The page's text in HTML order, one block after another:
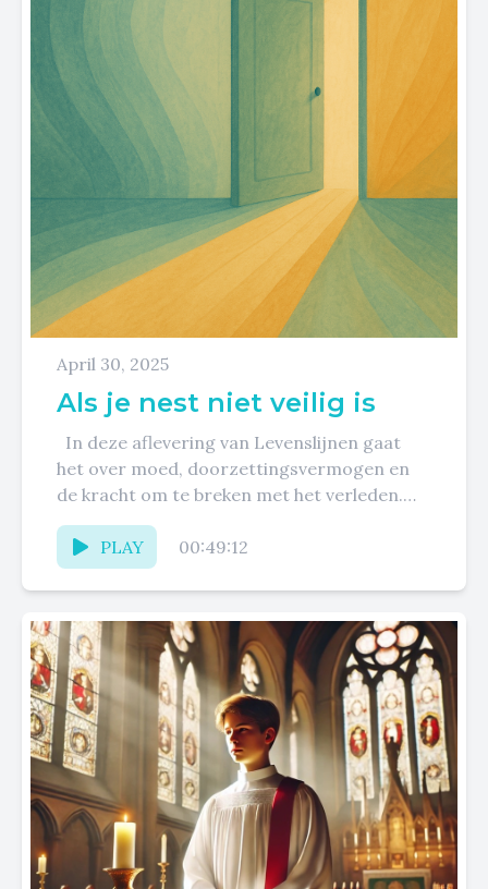
April 30, 2025
Als je nest niet veilig is
In deze aflevering van Levenslijnen gaat
het over moed, doorzettingsvermogen en
de kracht om te breken met het verleden.
Ann Audenaert deelt openhartig haar...
PLAY
00:49:12